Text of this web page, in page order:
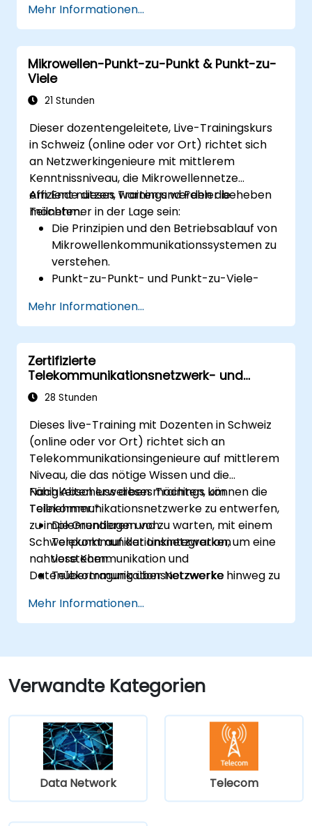
Mehr Informationen...
Mikrowellen-Punkt-zu-Punkt & Punkt-zu-
Viele
21 Stunden
Dieser dozentengeleitete, Live-Trainingskurs
in Schweiz (online oder vor Ort) richtet sich
an Netzwerkingenieure mit mittlerem
Kenntnissniveau, die Mikrowellennetze
effizient nutzen, warten und Fehler beheben
möchten.
Am Ende dieses Trainings werden die
Teilnehmer in der Lage sein:
Die Prinzipien und den Betriebsablauf von
Mikrowellenkommunikationssystemen zu
verstehen.
Punkt-zu-Punkt- und Punkt-zu-Viele-
und umzusetzen.
Gliedbudgetanalysen und
Netzwerkplanungen durchzuführen.
Mikrowellennetze effizient zu betreiben,
zu warten und Fehler zu beheben.
Mehr Informationen...
Zertifizierte
Telekommunikationsnetzwerk- und
Linkintegration
28 Stunden
Dieses live-Training mit Dozenten in Schweiz
(online oder vor Ort) richtet sich an
Telekommunikationsingenieure auf mittlerem
Niveau, die das nötige Wissen und die
Fähigkeiten erwerben möchten, um
Telekommunikationsnetzwerke zu entwerfen,
zu implementieren und zu warten, mit einem
Schwerpunkt auf der Linkintegration, um eine
nahtlose Kommunikation und
Datenübertragung über Netzwerke hinweg zu
Nach Abschluss dieses Trainings können die
Teilnehmer:*
Die Grundlagen von
Telekommunikationsnetzwerken
verstehen.
Telekommunikationsnetzwerke
Fortschrittliche Strategien zur
Linkintegration anwenden.
lösen.
Mehr Informationen...
Verwandte Kategorien
Data Network Telecom